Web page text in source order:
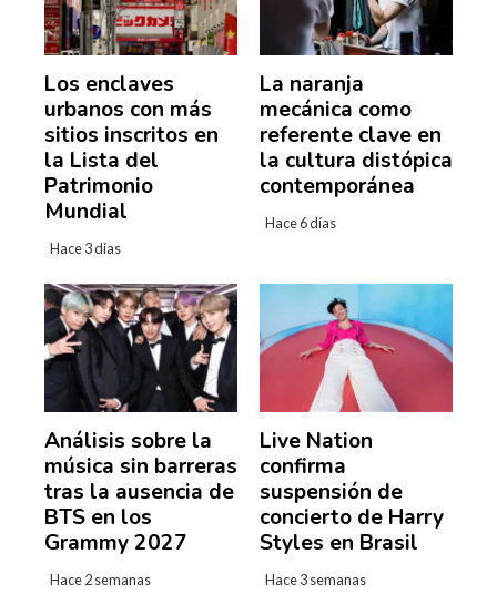
Los enclaves
urbanos con más
sitios inscritos en
la Lista del
Patrimonio
Mundial
Hace 3 días
La naranja
mecánica como
referente clave en
la cultura distópica
contemporánea
Hace 6 días
Análisis sobre la
música sin barreras
tras la ausencia de
BTS en los
Grammy 2027
Hace 2 semanas
Live Nation
confirma
suspensión de
concierto de Harry
Styles en Brasil
Hace 3 semanas